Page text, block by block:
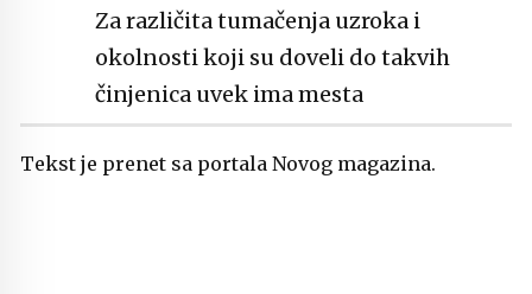
Za različita tumačenja uzroka i
okolnosti koji su doveli do takvih
činjenica uvek ima mesta
Tekst je prenet sa portala Novog magazina.